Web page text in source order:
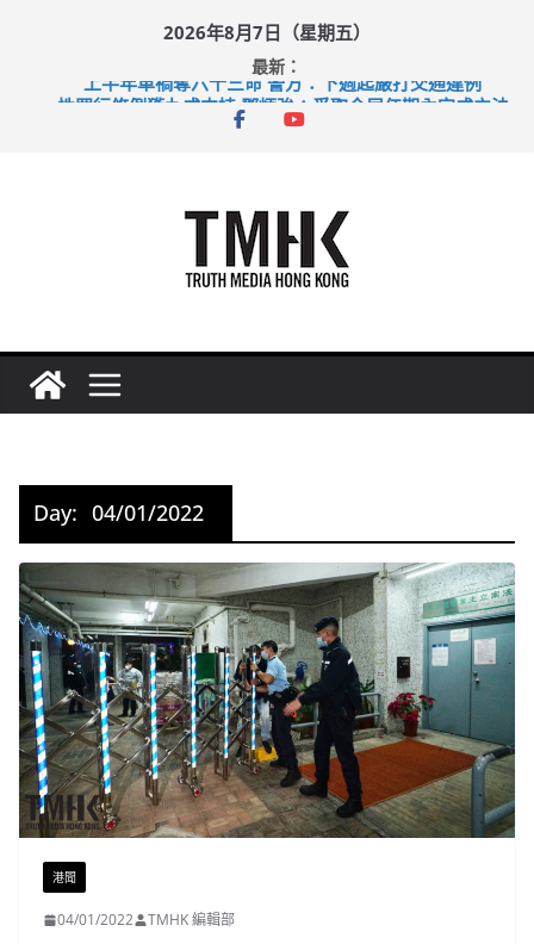
2026年8月7日（星期五）
最新：
上半年車禍奪六十三命 警方：下週起嚴打交通違例
性罪行修例獲九成支持 鄧炳強：爭取今屆任期內完成立法
Day: 04/01/2022
港聞
04/01/2022 TMHK 編輯部